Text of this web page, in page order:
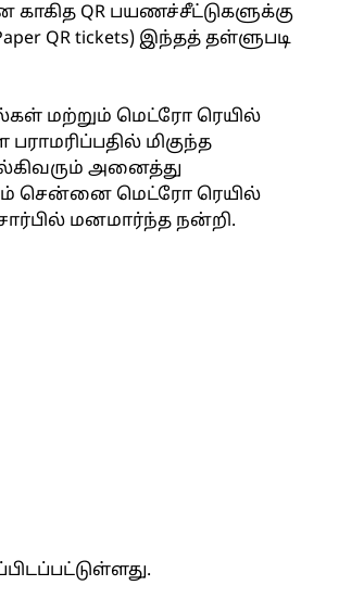
QR பயணச்சீட்டுகளுக்கு
Paper QR tickets) இந்தத் தள்ளுபடி
மற்றும் மெட்ரோ ரெயில்
மிகுந்த
அனைத்து
சென்னை மெட்ரோ ரெயில்
மனமார்ந்த நன்றி.